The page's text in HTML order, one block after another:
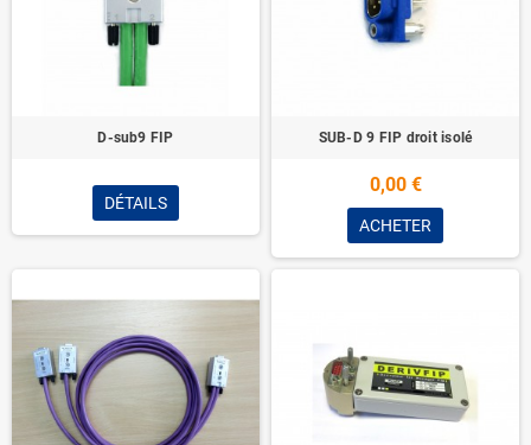
D-sub9 FIP
DÉTAILS
SUB-D 9 FIP droit isolé
0,00 €
ACHETER